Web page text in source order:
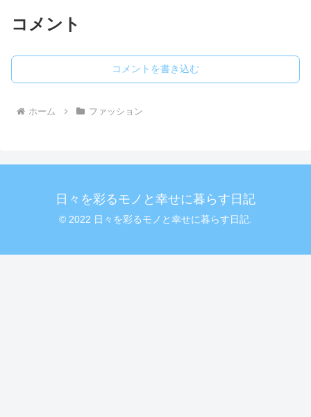
コメント
コメントを書き込む
ホーム ファッション
日々を彩るモノと幸せに暮らす日記
© 2022 日々を彩るモノと幸せに暮らす日記.